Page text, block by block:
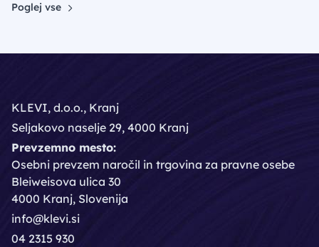
Poglej vse
KLEVI, d.o.o., Kranj
Seljakovo naselje 29, 4000 Kranj
Prevzemno mesto:
Osebni prevzem naročil in trgovina za pravne osebe
Bleiweisova ulica 30
4000 Kranj, Slovenija
info@klevi.si
04 2315 930